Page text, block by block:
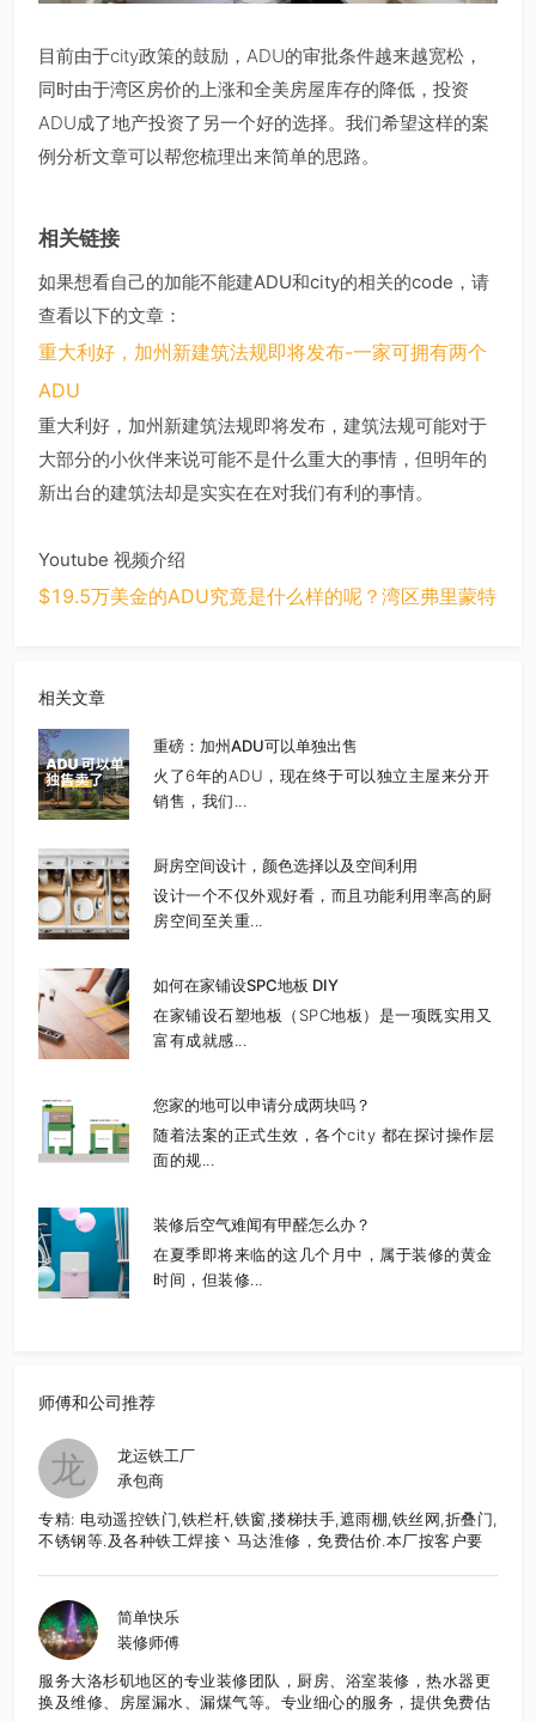
目前由于city政策的鼓励，ADU的审批条件越来越宽松，
同时由于湾区房价的上涨和全美房屋库存的降低，投资
ADU成了地产投资了另一个好的选择。我们希望这样的案
例分析文章可以帮您梳理出来简单的思路。
相关链接
如果想看自己的加能不能建ADU和city的相关的code，请
查看以下的文章：
重大利好，加州新建筑法规即将发布-一家可拥有两个
ADU
重大利好，加州新建筑法规即将发布，建筑法规可能对于
大部分的小伙伴来说可能不是什么重大的事情，但明年的
新出台的建筑法却是实实在在对我们有利的事情。
Youtube 视频介绍
$19.5万美金的ADU究竟是什么样的呢？湾区弗里蒙特
相关文章
重磅：加州ADU可以单独出售
火了6年的ADU，现在终于可以独立主屋来分开
销售，我们...
厨房空间设计，颜色选择以及空间利用
设计一个不仅外观好看，而且功能利用率高的厨
房空间至关重...
如何在家铺设SPC地板 DIY
在家铺设石塑地板（SPC地板）是一项既实用又
富有成就感...
您家的地可以申请分成两块吗？
随着法案的正式生效，各个city 都在探讨操作层
面的规...
装修后空气难闻有甲醛怎么办？
在夏季即将来临的这几个月中，属于装修的黄金
时间，但装修...
师傅和公司推荐
龙
龙运铁工厂
承包商
专精: 电动遥控铁门,铁栏杆,铁窗,搂梯扶手,遮雨棚,铁丝网,折叠门,
不锈钢等.及各种铁工焊接丶马达淮修，免费估价.本厂按客户要
frankzhang818@yahoo.com
简单快乐
装修师傅
服务大洛杉矶地区的专业装修团队，厨房、浴室装修，热水器更
换及维修、房屋漏水、漏煤气等。专业细心的服务，提供免费估